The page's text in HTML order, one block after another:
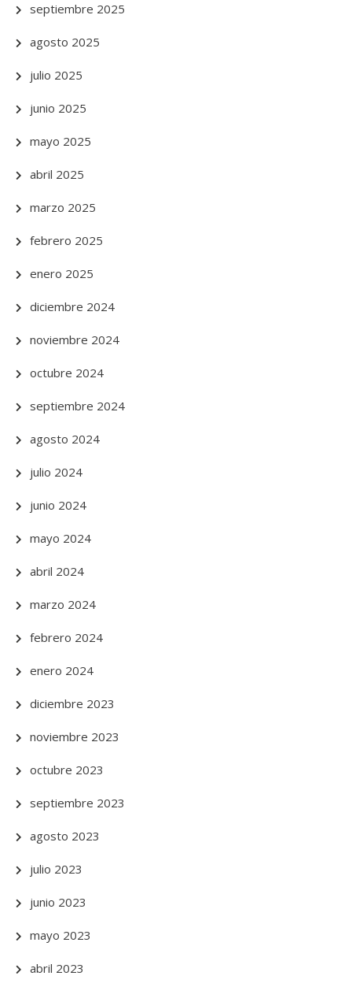
septiembre 2025
agosto 2025
julio 2025
junio 2025
mayo 2025
abril 2025
marzo 2025
febrero 2025
enero 2025
diciembre 2024
noviembre 2024
octubre 2024
septiembre 2024
agosto 2024
julio 2024
junio 2024
mayo 2024
abril 2024
marzo 2024
febrero 2024
enero 2024
diciembre 2023
noviembre 2023
octubre 2023
septiembre 2023
agosto 2023
julio 2023
junio 2023
mayo 2023
abril 2023